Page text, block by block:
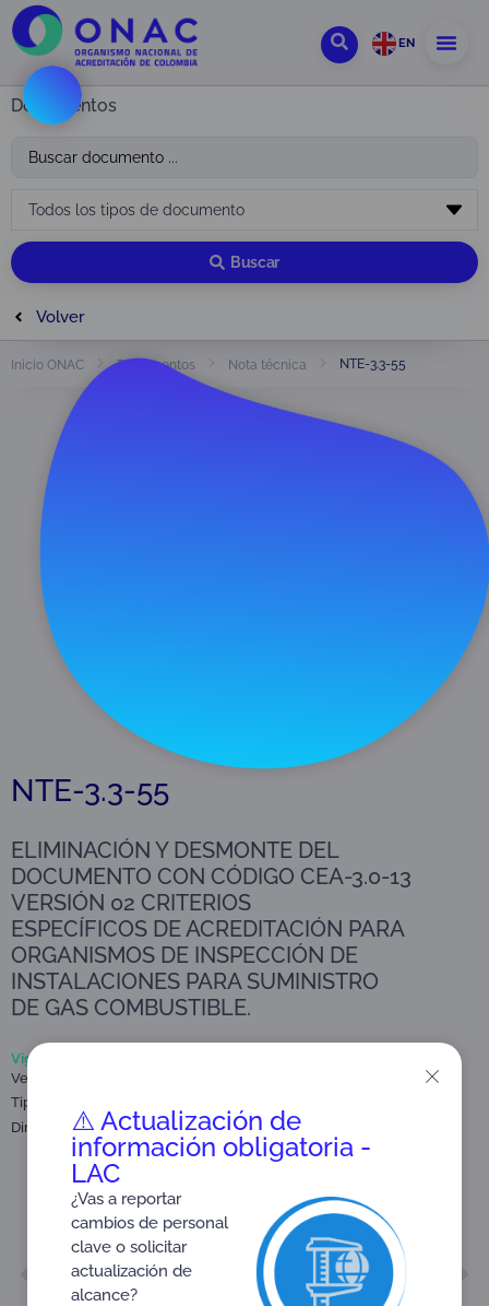
EN
Documentos
Buscar
Volver
Inicio ONAC Documentos Nota técnica NTE-3.3-55
NTE-3.3-55
ELIMINACIÓN Y DESMONTE DEL
DOCUMENTO CON CÓDIGO CEA-3.0-13
VERSIÓN 02 CRITERIOS
ESPECÍFICOS DE ACREDITACIÓN PARA
ORGANISMOS DE INSPECCIÓN DE
INSTALACIONES PARA SUMINISTRO
DE GAS COMBUSTIBLE.
Vigente
Versión: 1
Tipo:
Dirigido a:Organismos de inspección (OIN)
ANTERIOR
NTE-3.3-56
SIGUIENTE
⚠️ Actualización de
información obligatoria -
LAC
¿Vas a reportar
cambios de personal
clave o solicitar
actualización de
alcance?